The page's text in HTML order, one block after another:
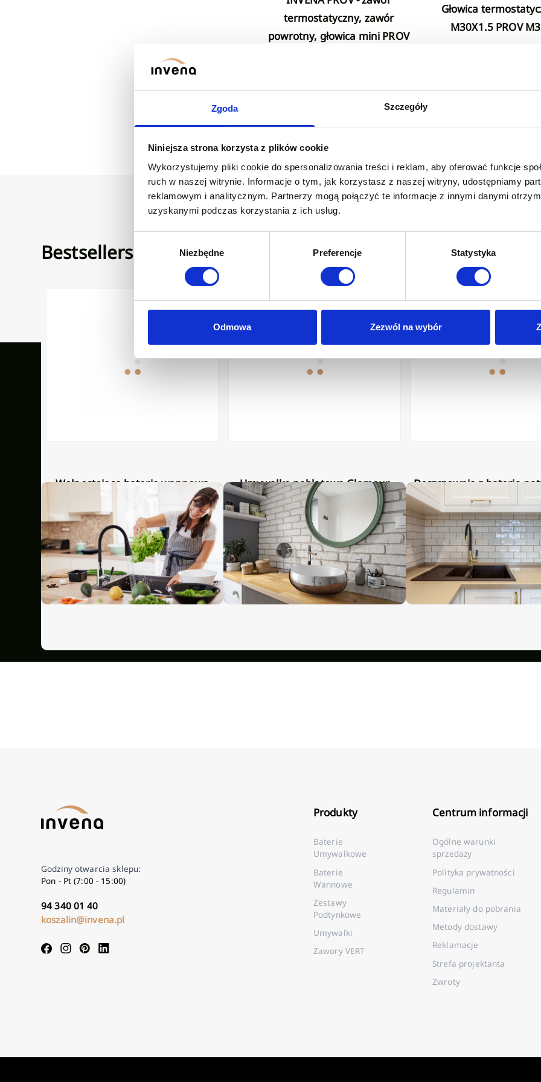
Zgoda Szczegóły
Niniejsza strona korzysta z plików cookie
Wykorzystujemy pliki cookie do spersonalizowania treści i reklam, aby oferować funkcje
ruch w naszej witrynie. Informacje o tym, jak korzystasz z naszej witryny, udostępniamy
reklamowym i analitycznym. Partnerzy mogą połączyć te informacje z innymi danymi
uzyskanymi podczas korzystania z ich usług.
Niezbędne Preferencje Statystyka
Odmowa Zezwól na wybór
termostatyczny, zawór
powrotny, głowica mini PROV
Głowica termostatyczna mini
M30X1.5 PROV
poprzednia strona
Bestsellers
Wolnostojąca bateria wannowa
Niedostępny
Umywalka nablatowa Glamour
ryflowana, biały połysk
Niedostępny
Deszczownia z baterią natryskową
Neri Plus miedź
Niedostępny
Godziny otwarcia sklepu:
Pon - Pt (7:00 - 15:00)
94 340 01 40
koszalin@invena.pl
Produkty
Baterie
Umywalkowe
Baterie
Wannowe
Zestawy
Podtynkowe
Umywalki
Zawory VERT
Centrum informacji
Ogólne warunki
sprzedaży
Polityka prywatności
Regulamin
Materiały do pobrania
Metody dostawy
Reklamacje
Strefa projektanta
Zwroty